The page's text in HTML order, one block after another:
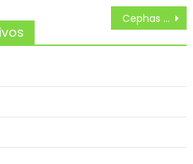
Cephas abre cápsula do tempo enterrada em 2018